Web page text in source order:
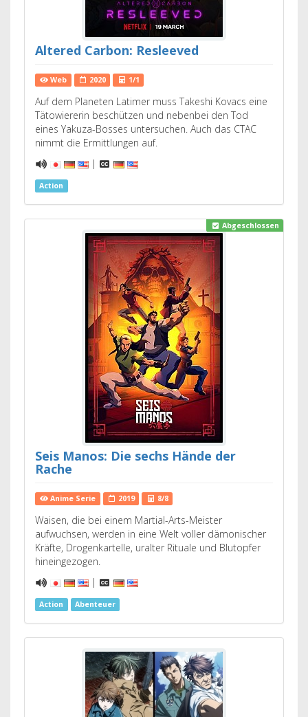
Altered Carbon: Resleeved
Web 2020 1/1
Auf dem Planeten Latimer muss Takeshi Kovacs eine
Tätowiererin beschützen und nebenbei den Tod
eines Yakuza-Bosses untersuchen. Auch das CTAC
nimmt die Ermittlungen auf.
|
Action
Abgeschlossen
Seis Manos: Die sechs Hände der
Rache
Anime Serie 2019 8/8
Waisen, die bei einem Martial-Arts-Meister
aufwuchsen, werden in eine Welt voller dämonischer
Kräfte, Drogenkartelle, uralter Rituale und Blutopfer
hineingezogen.
|
Action Abenteuer